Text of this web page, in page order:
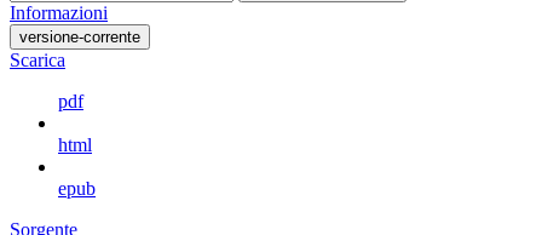
Informazioni
versione-corrente
Scarica
pdf
html
epub
Sorgente